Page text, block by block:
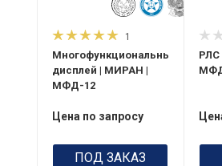
1
Многофункциональный
дисплей | МИРАН |
МФД-12
Цена по запросу
ПОД ЗАКАЗ
РЛС